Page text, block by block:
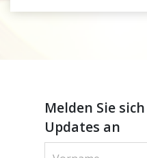
Melden Sie
Updates an